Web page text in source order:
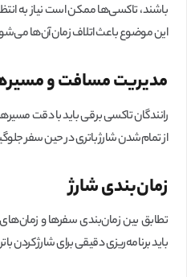
باشند، تاکسی‌ها ممکن است نیاز به
این موضوع باعث اتلاف زمان آن‌ها
مدیریت مسافت و
رانندگان تاکسی برقی باید با دقت
از تمام‌شدن شارژ باتری در حین سفر
زمان‌بندی شارژ
تطابق بین زمان‌بندی سفرها و
باید برنامه‌ریزی دقیقی برای شارژ کردن